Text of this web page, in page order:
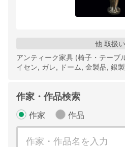
他 取扱
アンティーク家具 (椅子・テーブ
イセン, ガレ, ドーム, 金製品, 銀
作家・作品検索
作家 作品